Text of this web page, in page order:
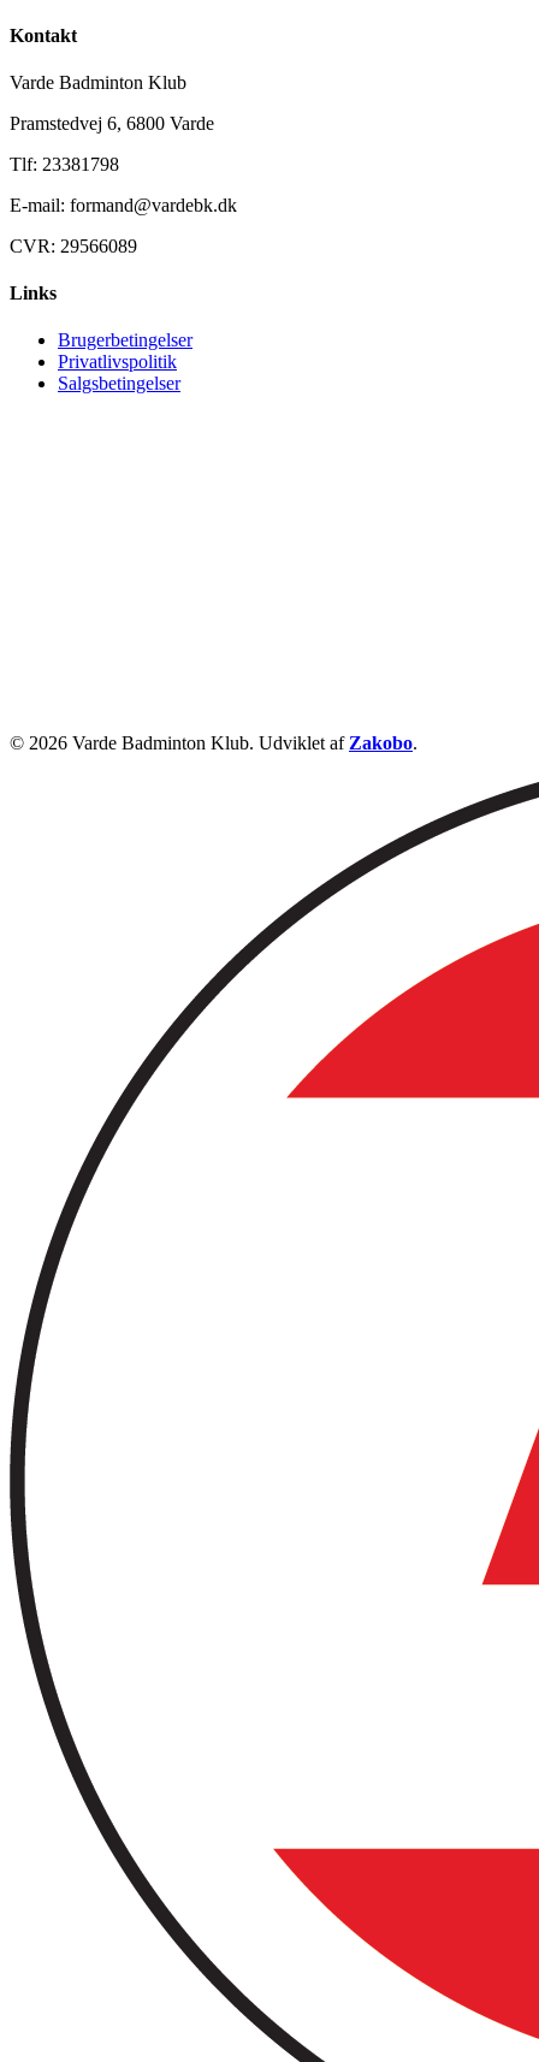
Kontakt
Varde Badminton Klub
Pramstedvej 6, 6800 Varde
Tlf: 23381798
E-mail: formand@vardebk.dk
CVR: 29566089
Links
Brugerbetingelser
Privatlivspolitik
Salgsbetingelser
© 2026 Varde Badminton Klub. Udviklet afZakobo.